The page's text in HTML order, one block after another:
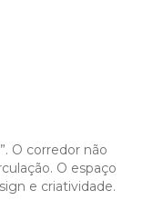
O corredor não
O espaço
e criatividade.